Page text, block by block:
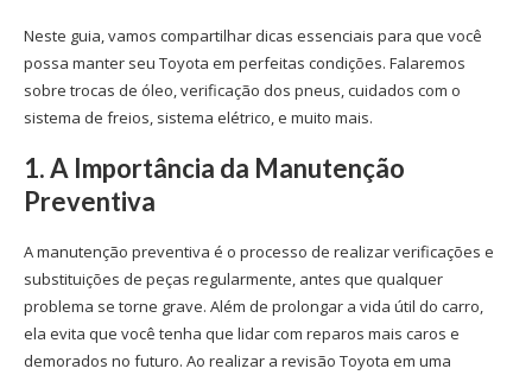
Neste guia, vamos compartilhar dicas essenciais para que você
possa manter seu Toyota em perfeitas condições. Falaremos
sobre trocas de óleo, verificação dos pneus, cuidados com o
sistema de freios, sistema elétrico, e muito mais.
1. A Importância da Manutenção
Preventiva
A manutenção preventiva é o processo de realizar verificações e
substituições de peças regularmente, antes que qualquer
problema se torne grave. Além de prolongar a vida útil do carro,
ela evita que você tenha que lidar com reparos mais caros e
demorados no futuro. Ao realizar a revisão Toyota em uma